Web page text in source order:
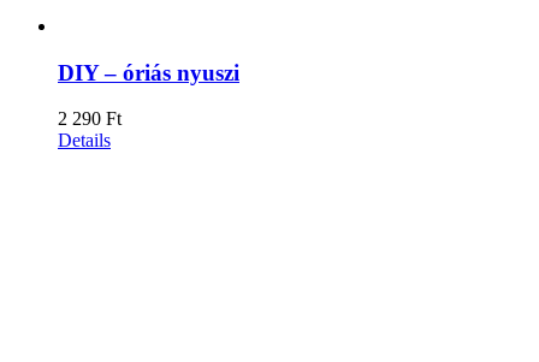
DIY – óriás nyuszi
2 290 Ft
Details